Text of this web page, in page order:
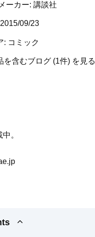
ーカー: 講談社
2015/09/23
: コミック
を含むブログ (1件) を見る
。